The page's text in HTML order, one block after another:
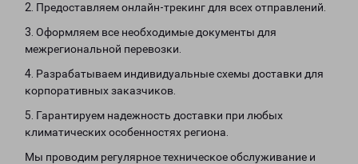
2. Предоставляем онлайн-трекинг для всех отправлений.
3. Оформляем все необходимые документы для
межрегиональной перевозки.
4. Разрабатываем индивидуальные схемы доставки для
корпоративных заказчиков.
5. Гарантируем надежность доставки при любых
климатических особенностях региона.
Мы проводим регулярное техническое обслуживание и